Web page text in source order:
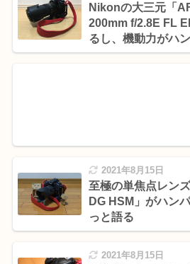
Nikonの大三元「
200mm f/2.8E FL
るし、機動力がハ
2021年8月15日
至極の単焦点レン
DG HSM」がハン
っと語る
2021年8月15日